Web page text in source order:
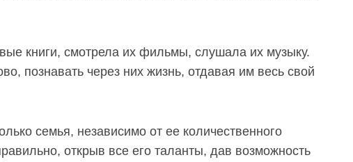
книги, смотрела их фильмы, слушала их музыку.
познавать через них жизнь, отдавая им весь свой
семья, независимо от ее количественного
открыв все его таланты, дав возможность